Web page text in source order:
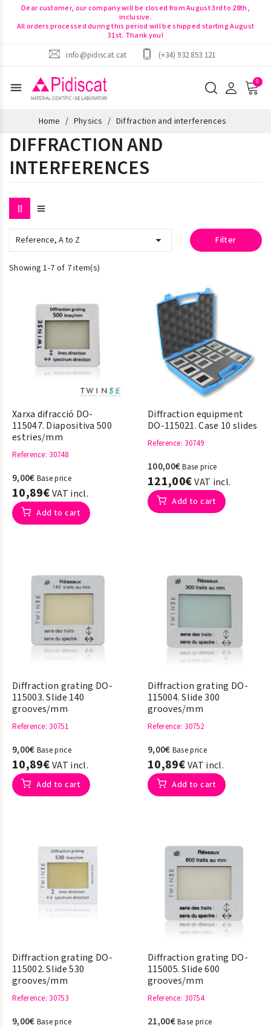
Dear customer, our company will be closed from August 3rd to 28th,
inclusive.
All orders processed during this period will be shipped starting August
31st. Thank you!
info@pidiscat.cat
(+34) 932 853 121
menu
Home Physics Diffraction and interferences
DIFFRACTION AND
INTERFERENCES
Reference, A to Z  Filter
Showing 1-7 of 7 item(s)
Xarxa difracció DO-
115047. Diapositiva 500
estries/mm
Reference: 30748
9,00€ Base price
10,89€VAT incl.
Add to cart
Diffraction equipment
DO-115021. Case 10 slides
Reference: 30749
100,00€Base price
121,00€VAT incl.
Add to cart
Diffraction grating DO-
115003. Slide 140
grooves/mm
Reference: 30751
9,00€ Base price
10,89€VAT incl.
Add to cart
Diffraction grating DO-
115004. Slide 300
grooves/mm
Reference: 30752
9,00€ Base price
10,89€VAT incl.
Add to cart
Diffraction grating DO-
115002. Slide 530
grooves/mm
Reference: 30753
9,00€ Base price
Diffraction grating DO-
115005. Slide 600
grooves/mm
Reference: 30754
21,00€Base price